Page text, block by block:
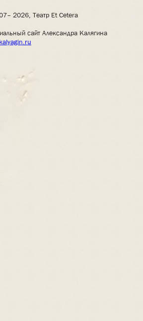
2026, Театр Et Cetera
сайт Александра Калягина